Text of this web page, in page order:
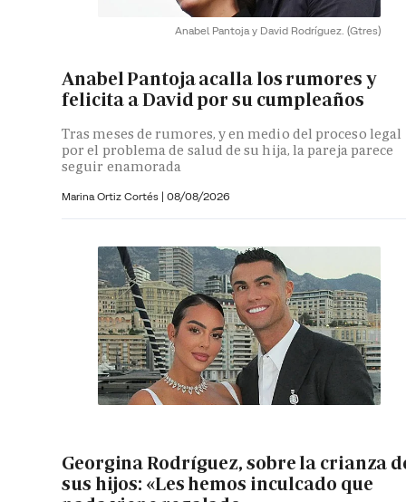
Anabel Pantoja y David Rodríguez. (Gtres)
Anabel Pantoja acalla los rumores y
felicita a David por su cumpleaños
Tras meses de rumores, y en medio del proceso legal
por el problema de salud de su hija, la pareja parece
seguir enamorada
Marina Ortiz Cortés | 08/08/2026
Georgina Rodríguez, sobre la crianza
sus hijos: «Les hemos inculcado que